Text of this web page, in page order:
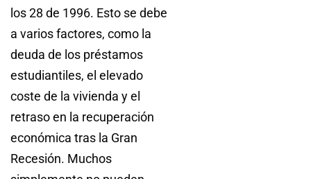
los 28 de 1996. Esto se debe
a varios factores, como la
deuda de los préstamos
estudiantiles, el elevado
coste de la vivienda y el
retraso en la recuperación
económica tras la Gran
Recesión. Muchos